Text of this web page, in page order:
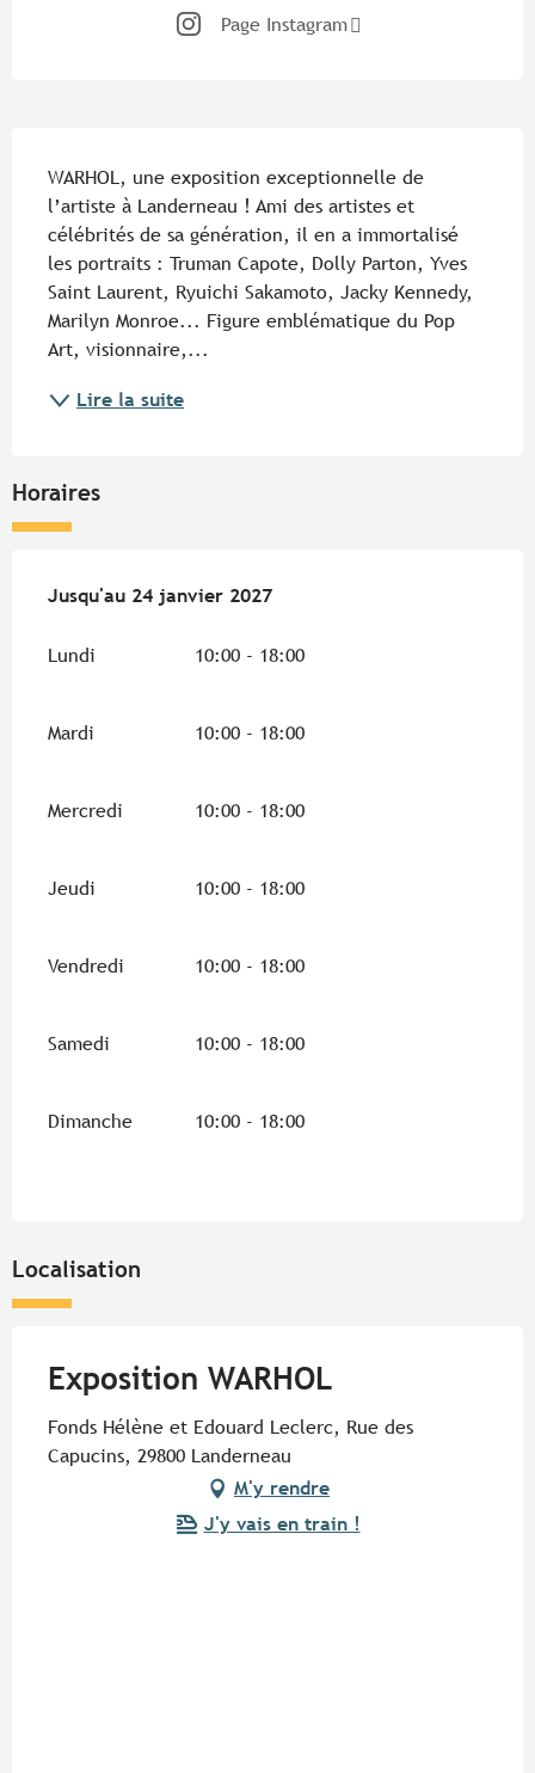
Page Instagram
WARHOL, une exposition exceptionnelle de
l’artiste à Landerneau ! Ami des artistes et
célébrités de sa génération, il en a immortalisé
les portraits : Truman Capote, Dolly Parton, Yves
Saint Laurent, Ryuichi Sakamoto, Jacky Kennedy,
Marilyn Monroe... Figure emblématique du Pop
Art, visionnaire,...
Lire la suite
Horaires
Du6 juin 2026au24 janvier 2027
Jusqu'au 24 janvier 2027
Lundi 10:00 - 18:00
Mardi 10:00 - 18:00
Mercredi 10:00 - 18:00
Jeudi 10:00 - 18:00
Vendredi 10:00 - 18:00
Samedi 10:00 - 18:00
Dimanche 10:00 - 18:00
Localisation
Exposition WARHOL
Fonds Hélène et Edouard Leclerc, Rue des
Capucins, 29800 Landerneau
M'y rendre
J'y vais en train !